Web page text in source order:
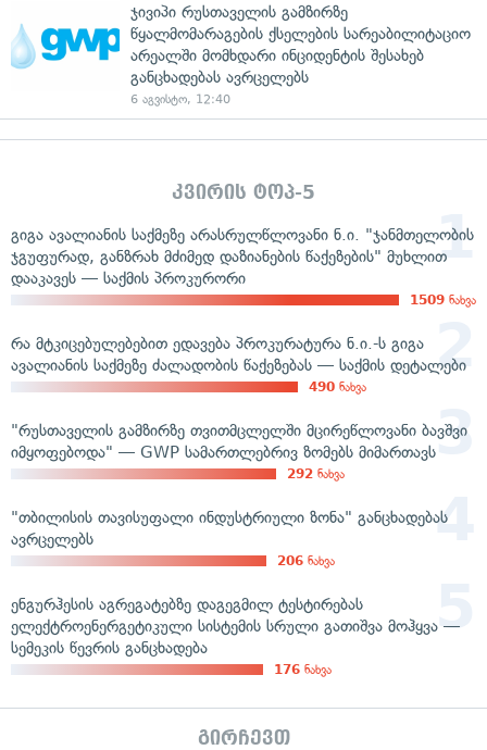
ჯივიპი რუსთაველის გამზირზე
წყალმომარაგების ქსელების სარეაბილიტაციო
არეალში მომხდარი ინციდენტის შესახებ
განცხადებას ავრცელებს
6 აგვისტო, 12:40
კვირის ტოპ-5
გიგა ავალიანის საქმეზე არასრულწლოვანი ნ.ი. "ჯანმთელობის
ჯგუფურად, განზრახ მძიმედ დაზიანების წაქეზების" მუხლით
დააკავეს — საქმის პროკურორი
1509 ნახვა
რა მტკიცებულებებით ედავება პროკურატურა ნ.ი.-ს გიგა
ავალიანის საქმეზე ძალადობის წაქეზებას — საქმის დეტალები
490 ნახვა
"რუსთაველის გამზირზე თვითმცლელში მცირეწლოვანი ბავშვი
იმყოფებოდა" — GWP სამართლებრივ ზომებს მიმართავს
292 ნახვა
"თბილისის თავისუფალი ინდუსტრიული ზონა" განცხადებას
ავრცელებს
206 ნახვა
ენგურჰესის აგრეგატებზე დაგეგმილ ტესტირებას
ელექტროენერგეტიკული სისტემის სრული გათიშვა მოჰყვა —
სემეკის წევრის განცხადება
176 ნახვა
გირჩევთ